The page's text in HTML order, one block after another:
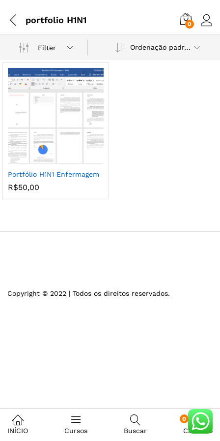
portfolio H1N1 0
Filter Ordenação padrão
Portfólio H1N1 Enfermagem
R$50,00
Copyright © 2022 | Todos os direitos reservados.
INÍCIO Cursos Buscar
0
Carrinho